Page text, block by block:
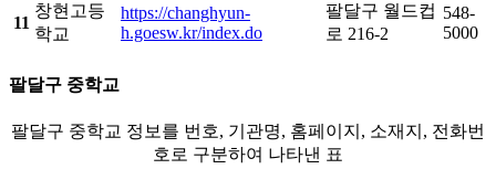
11
창현고등
학교
https://changhyun-
h.goesw.kr/index.do
팔달구 월드컵
로 216-2
548-
5000
팔달구 중학교
팔달구 중학교 정보를 번호, 기관명, 홈페이지, 소재지, 전화번
호로 구분하여 나타낸 표